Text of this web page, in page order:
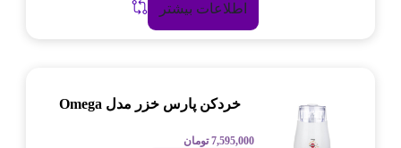
اطلاعات بیشتر
خردکن پارس خزر مدل Omega
7,595,000 تومان